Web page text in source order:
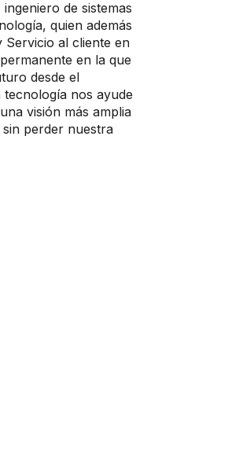
de sistemas
quien además
Servicio al cliente en
en la que
desde el
nos ayude
visión más amplia
perder nuestra